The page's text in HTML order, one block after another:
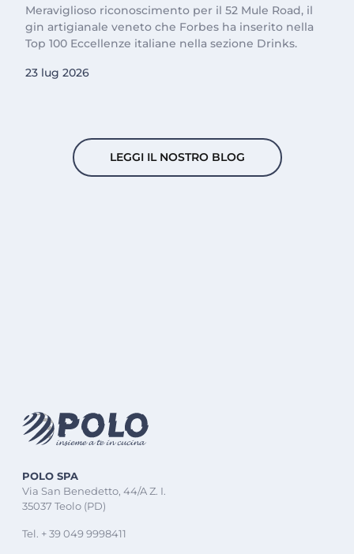
Meraviglioso riconoscimento per il 52 Mule Road, il
gin artigianale veneto che Forbes ha inserito nella
Top 100 Eccellenze italiane nella sezione Drinks.
23 lug 2026
LEGGI IL NOSTRO BLOG
POLO SPA
Via San Benedetto, 44/A Z. I.
35037 Teolo (PD)
Tel. + 39 049 9998411